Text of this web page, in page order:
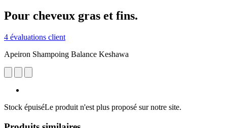
Pour cheveux gras et fins.
4 évaluations client
Apeiron Shampoing Balance Keshawa
Stock épuiséLe produit n'est plus proposé sur notre site.